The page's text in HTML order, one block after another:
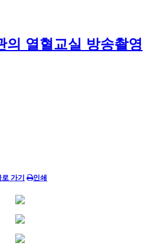
의 열혈교실 방송촬영
가기 인쇄